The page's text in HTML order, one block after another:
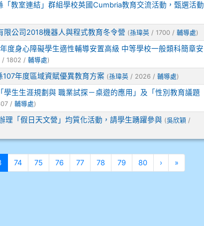
「教室連結」群組學校英國Cumbria教育交流活動，甄選活動
限公司2018機器人與程式教育冬令營 (孫瑋英/ 1700 / 輔導處)
度身心障礙學生適性輔導安置高級 中等學校一般類科簡章安
/ 1802 / 輔導處)
年度區域資賦優異教育方案 (孫瑋英/ 2026 / 輔導處)
學生生涯規劃與 職業試探－桌遊的應用」及「性別教育議題
/ 輔導處)
理「假日天文營」均質化活動，請學生踴躍參與 (吳欣穎/
(目前頁次)
74 75 76 77 78 79 80 ›下一頁
»最後頁